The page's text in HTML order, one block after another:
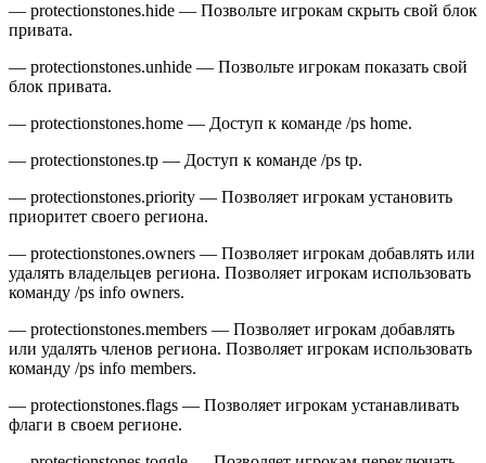
— protectionstones.hide — Позвольте игрокам скрыть свой блок
привата.
— protectionstones.unhide — Позвольте игрокам показать свой
блок привата.
— protectionstones.home — Доступ к команде /ps home.
— protectionstones.tp — Доступ к команде /ps tp.
— protectionstones.priority — Позволяет игрокам установить
приоритет своего региона.
— protectionstones.owners — Позволяет игрокам добавлять или
удалять владельцев региона. Позволяет игрокам использовать
команду /ps info owners.
— protectionstones.members — Позволяет игрокам добавлять
или удалять членов региона. Позволяет игрокам использовать
команду /ps info members.
— protectionstones.flags — Позволяет игрокам устанавливать
флаги в своем регионе.